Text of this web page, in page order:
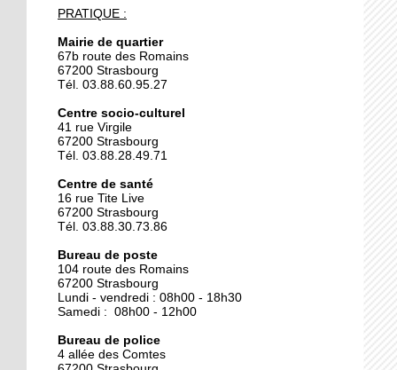
Trois blessés légers dans
l'incendie d'une cabine
de peinture
24 septembre 2019
La maison du compost
recherche une personne
en service civique
18 octobre 2018
L’isolement des seniors
n’est pas une fatalité
18 octobre 2018
J'ai tenté le loto-bingo
18 octobre 2018
PRATIQUE :
Mairie de quartier
67b route des Romains
67200 Strasbourg
Tél. 03.88.60.95.27
Centre socio-culturel
41 rue Virgile
67200 Strasbourg
Tél. 03.88.28.49.71
Centre de santé
16 rue Tite Live
67200 Strasbourg
Tél. 03.88.30.73.86
Bureau de poste
104 route des Romains
67200 Strasbourg
Lundi - vendredi : 08h00 - 18h30
Samedi : 08h00 - 12h00
Bureau de police
4 allée des Comtes